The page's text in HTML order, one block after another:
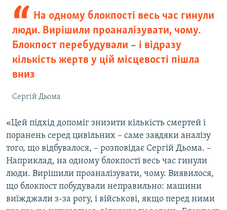
На одному блокпості весь час гинули
люди. Вирішили проаналізувати, чому.
Блокпост перебудували – і відразу
кількість жертв у цій місцевості пішла
вниз
Сергій Дьома
«Цей підхід допоміг знизити кількість смертей і
поранень серед цивільних – саме завдяки аналізу
того, що відбувалося, – розповідає Сергій Дьома. –
Наприклад, на одному блокпості весь час гинули
люди. Вирішили проаналізувати, чому. Виявилося,
що блокпост побудували неправильно: машини
виїжджали з-за рогу, і військові, якщо перед ними